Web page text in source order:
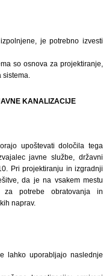
je potrebno izvesti
so osnova za projektiranje,
KANALIZACIJE
upoštevati določila tega
javne službe, državni
Pri projektiranju in izgradnji
da je na vsakem mestu
za potrebe obratovanja in
naprav.
lahko uporabljajo naslednje